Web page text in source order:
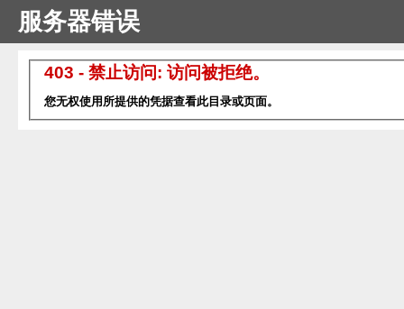
服务器错误
403 - 禁止访问: 访问被拒绝。
您无权使用所提供的凭据查看此目录或页面。